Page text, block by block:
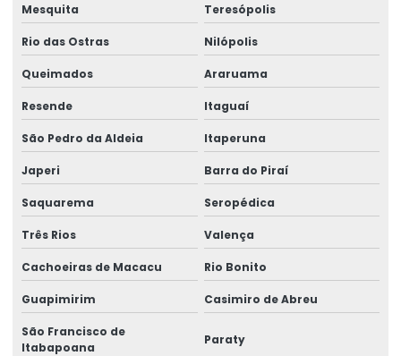
Etiquetas Adesivas De Papel E Plástico
Etiquetas Adesivas Em Bopp
Etiquetas Adesivas Em Diferentes Materiais
Etiquetas Adesivas Em Diferentes Medidas
Etiquetas Adesivas Metalizadas Para Produtos
Etiquetas Adesivas Para Embalagens Comerciais
Etiquetas Adesivas Para Festas E Eventos
Etiquetas Adesivas Para Identificação De Produtos
Etiquetas Adesivas Para Marcação De Produtos
Mesquita Teresópolis
Rio das Ostras Nilópolis
Queimados Araruama
Resende Itaguaí
São Pedro da Aldeia Itaperuna
Japeri Barra do Piraí
Saquarema Seropédica
Três Rios Valença
Cachoeiras de Macacu Rio Bonito
Guapimirim Casimiro de Abreu
São Francisco de
Itabapoana
Paraty